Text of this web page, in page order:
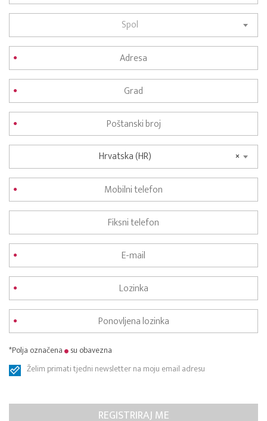
Spol
×
Hrvatska (HR)
*Polja označena
su obavezna
Želim primati tjedni newsletter na moju email adresu